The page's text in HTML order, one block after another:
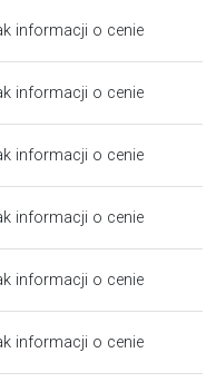
informacji o cenie
informacji o cenie
informacji o cenie
informacji o cenie
informacji o cenie
informacji o cenie